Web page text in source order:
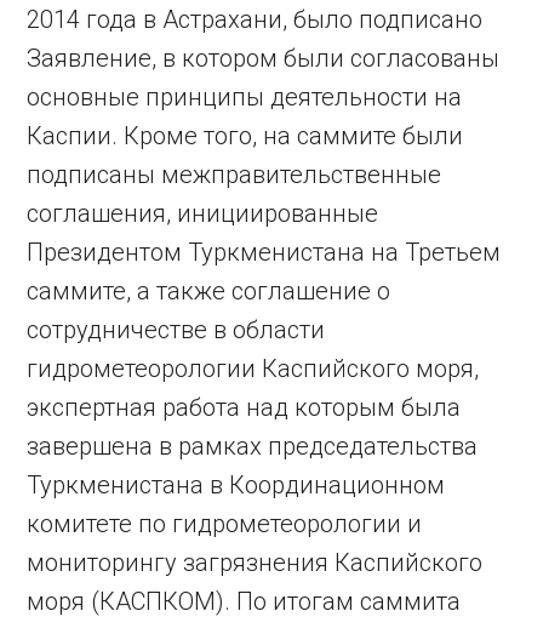
2014 года в Астрахани, было подписано
Заявление, в котором были согласованы
основные принципы деятельности на
Каспии. Кроме того, на саммите были
подписаны межправительственные
соглашения, инициированные
Президентом Туркменистана на Третьем
саммите, а также соглашение о
сотрудничестве в области
гидрометеорологии Каспийского моря,
экспертная работа над которым была
завершена в рамках председательства
Туркменистана в Координационном
комитете по гидрометеорологии и
мониторингу загрязнения Каспийского
моря (КАСПКОМ). По итогам саммита